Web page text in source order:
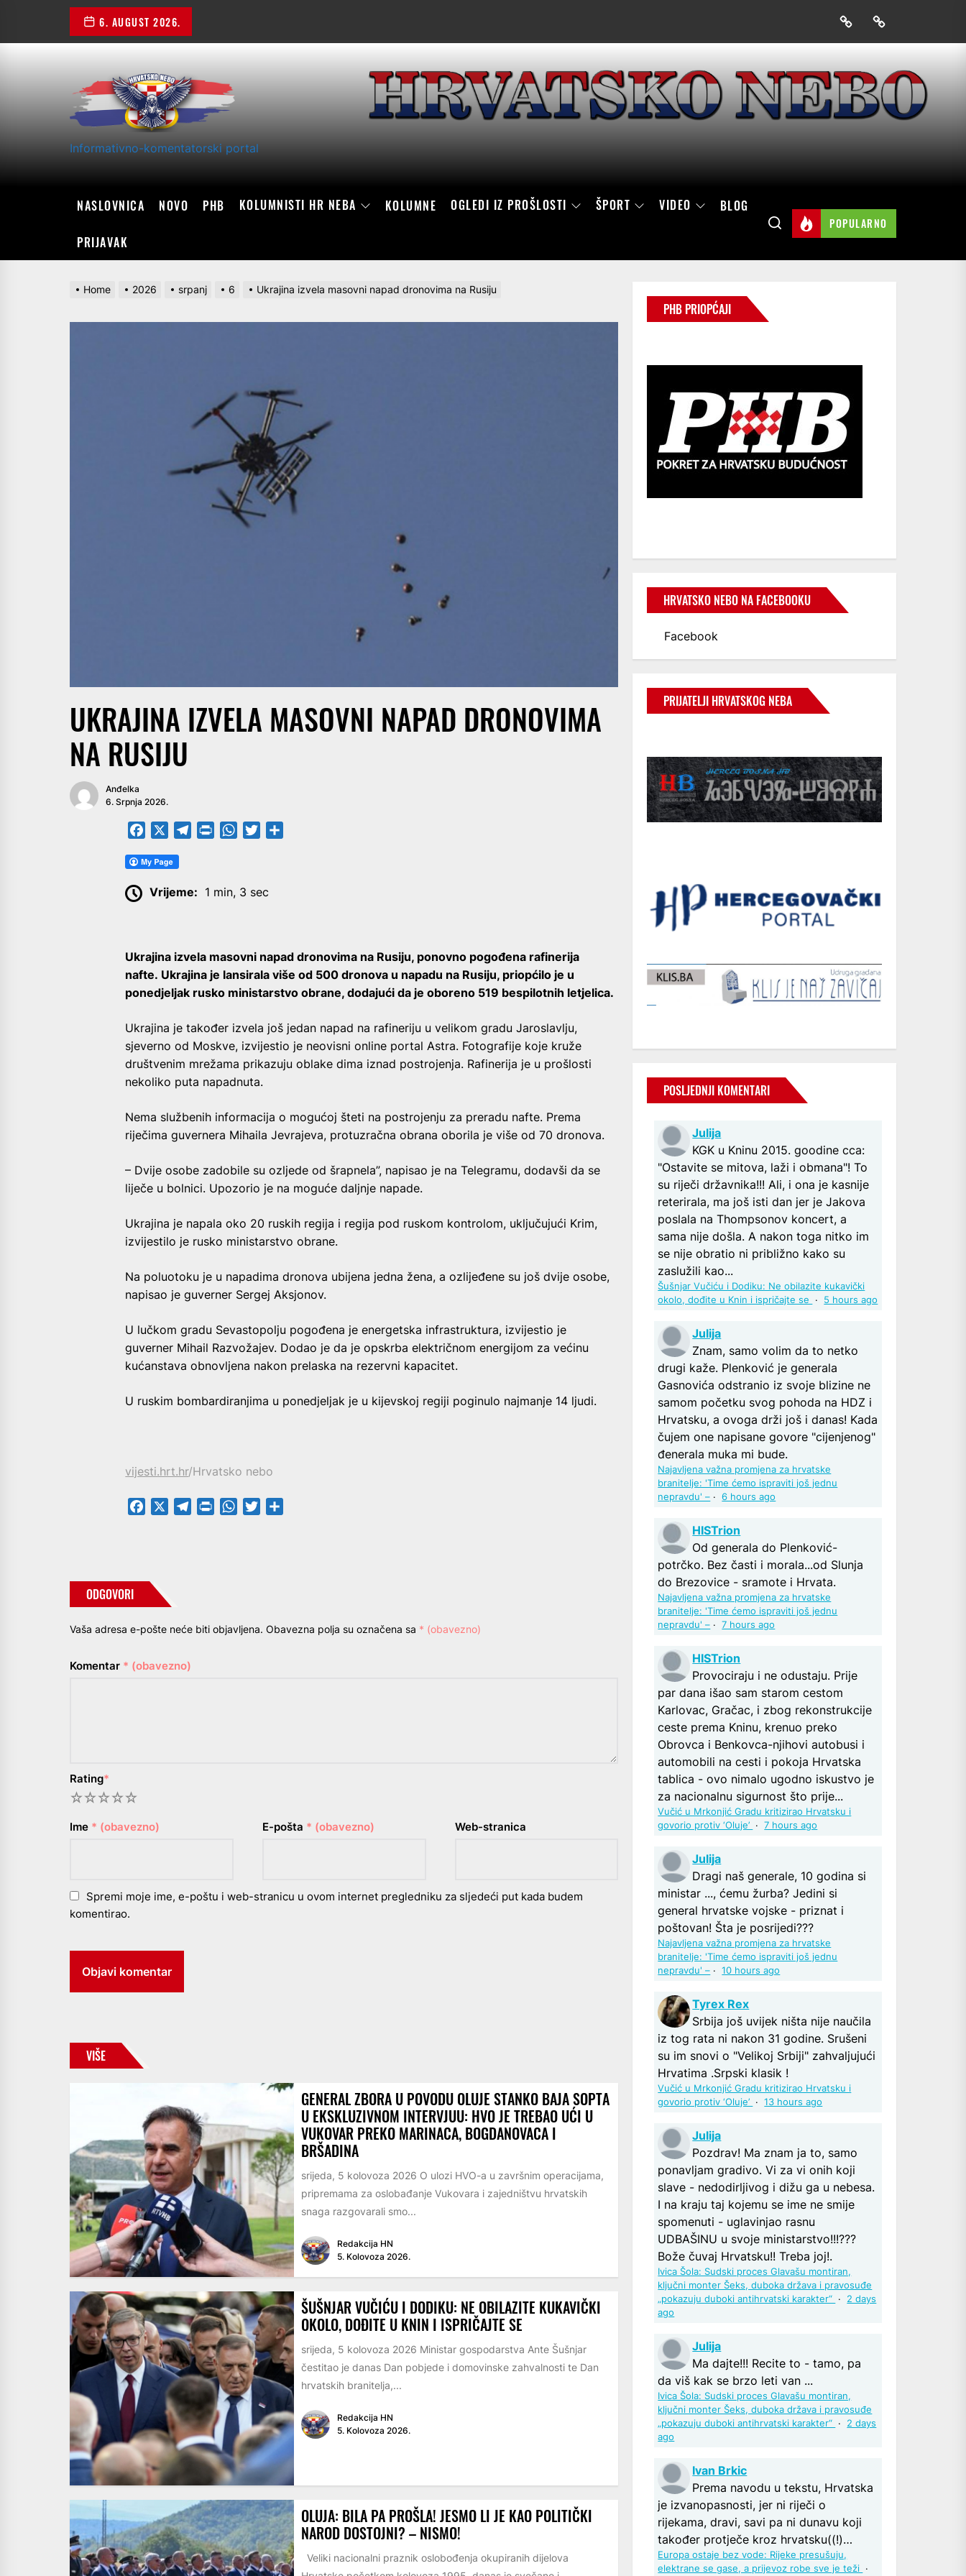
the
6. AUGUST 2026. PrijavakSkini
mobilnu
Hrvatskog
neba
Informativno-komentatorski portal
NASLOVNICA NOVO PHB KOLUMNISTI HR NEBA KOLUMNE OGLEDI IZ PROŠLOSTI ŠPORT VIDEO BLOG
PRIJAVAK
POPULARNO
Home 2026 srpanj 6 Ukrajina izvela masovni napad dronovima na Rusiju
UKRAJINA IZVELA MASOVNI NAPAD DRONOVIMA
NA RUSIJU
Anđelka
6. Srpnja 2026.
FacebookTelegramPrintFriendly
WhatsApp
Twitter
Vrijeme: 1 min, 3 sec
Ukrajina izvela masovni napad dronovima na Rusiju, ponovno pogođena rafinerija
nafte. Ukrajina je lansirala više od 500 dronova u napadu na Rusiju, priopćilo je u
ponedjeljak rusko ministarstvo obrane, dodajući da je oboreno 519 bespilotnih letjelica.
Ukrajina je također izvela još jedan napad na rafineriju u velikom gradu Jaroslavlju,
sjeverno od Moskve, izvijestio je neovisni online portal Astra. Fotografije koje kruže
društvenim mrežama prikazuju oblake dima iznad postrojenja. Rafinerija je u prošlosti
nekoliko puta napadnuta.
Nema službenih informacija o mogućoj šteti na postrojenju za preradu nafte. Prema
riječima guvernera Mihaila Jevrajeva, protuzračna obrana oborila je više od 70 dronova.
– Dvije osobe zadobile su ozljede od šrapnela”, napisao je na Telegramu, dodavši da se
liječe u bolnici. Upozorio je na moguće daljnje napade.
Ukrajina je napala oko 20 ruskih regija i regija pod ruskom kontrolom, uključujući Krim,
izvijestilo je rusko ministarstvo obrane.
Na poluotoku je u napadima dronova ubijena jedna žena, a ozlijeđene su još dvije osobe,
napisao je guverner Sergej Aksjonov.
U lučkom gradu Sevastopolju pogođena je energetska infrastruktura, izvijestio je
guverner Mihail Razvožajev. Dodao je da je opskrba električnom energijom za većinu
kućanstava obnovljena nakon prelaska na rezervni kapacitet.
U ruskim bombardiranjima u ponedjeljak je u kijevskoj regiji poginulo najmanje 14 ljudi.
vijesti.hrt.hr/Hrvatsko nebo
FacebookTelegramPrintFriendly
WhatsApp
Twitter
ODGOVORI
Vaša adresa e-pošte neće biti objavljena. Obavezna polja su označena sa * (obavezno)
Komentar * (obavezno)
Rating*
5
4
3
2
Ime * (obavezno) E-pošta * (obavezno) Web-stranica
Spremi moje ime, e-poštu i web-stranicu u ovom internet pregledniku za sljedeći put kada budem
komentirao.
VIŠE
GENERAL ZBORA U POVODU OLUJE STANKO BAJA SOPTA
U EKSKLUZIVNOM INTERVJUU: HVO JE TREBAO UĆI U
VUKOVAR PREKO MARINACA, BOGDANOVACA I
BRŠADINA
srijeda, 5 kolovoza 2026 O ulozi HVO-a u završnim operacijama,
pripremama za oslobađanje Vukovara i zajedništvu hrvatskih
snaga razgovarali smo...
Redakcija HN
5. Kolovoza 2026.
ŠUŠNJAR VUČIĆU I DODIKU: NE OBILAZITE KUKAVIČKI
OKOLO, DOĐITE U KNIN I ISPRIČAJTE SE
srijeda, 5 kolovoza 2026 Ministar gospodarstva Ante Šušnjar
čestitao je danas Dan pobjede i domovinske zahvalnosti te Dan
hrvatskih branitelja,...
Redakcija HN
5. Kolovoza 2026.
OLUJA: BILA PA PROŠLA! JESMO LI JE KAO POLITIČKI
NAROD DOSTOJNI? – NISMO!
Veliki nacionalni praznik oslobođenja okupiranih dijelova
PHB PRIOPĆAJI
HRVATSKO NEBO NA FACEBOOKU
Facebook
PRIJATELJI HRVATSKOG NEBA
POSLJEDNJI KOMENTARI
Julija
KGK u Kninu 2015. goodine cca:
"Ostavite se mitova, laži i obmana"! To
su riječi državnika!!! Ali, i ona je kasnije
reterirala, ma još isti dan jer je Jakova
poslala na Thompsonov koncert, a
sama nije došla. A nakon toga nitko im
se nije obratio ni približno kako su
zaslužili kao...
Šušnjar Vučiću i Dodiku: Ne obilazite kukavički
okolo, dođite u Knin i ispričajte se
· 5 hours ago
Julija
Znam, samo volim da to netko
drugi kaže. Plenković je generala
Gasnovića odstranio iz svoje blizine ne
samom početku svog pohoda na HDZ i
Hrvatsku, a ovoga drži još i danas! Kada
čujem one napisane govore "cijenjenog"
đenerala muka mi bude.
Najavljena važna promjena za hrvatske
branitelje: 'Time ćemo ispraviti još jednu
nepravdu' – ·6 hours ago
HISTrion
Od generala do Plenković-
potrčko. Bez časti i morala...od Slunja
do Brezovice - sramote i Hrvata.
Najavljena važna promjena za hrvatske
branitelje: 'Time ćemo ispraviti još jednu
nepravdu' – ·7 hours ago
HISTrion
Provociraju i ne odustaju. Prije
par dana išao sam starom cestom
Karlovac, Gračac, i zbog rekonstrukcije
ceste prema Kninu, krenuo preko
Obrovca i Benkovca-njihovi autobusi i
automobili na cesti i pokoja Hrvatska
tablica - ovo nimalo ugodno iskustvo je
za nacionalnu sigurnost što prije...
Vučić u Mrkonjić Gradu kritizirao Hrvatsku i
govorio protiv ‘Oluje’ ·7 hours ago
Julija
Dragi naš generale, 10 godina si
ministar ..., ćemu žurba? Jedini si
general hrvatske vojske - priznat i
poštovan! Šta je posrijedi???
Najavljena važna promjena za hrvatske
branitelje: 'Time ćemo ispraviti još jednu
nepravdu' – ·10 hours ago
Tyrex Rex
Srbija još uvijek ništa nije naučila
iz tog rata ni nakon 31 godine. Srušeni
su im snovi o "Velikoj Srbiji" zahvaljujući
Hrvatima .Srpski klasik !
Vučić u Mrkonjić Gradu kritizirao Hrvatsku i
govorio protiv ‘Oluje’ ·13 hours ago
Julija
Pozdrav! Ma znam ja to, samo
ponavljam gradivo. Vi za vi onih koji
slave - nedodirljivog i dižu ga u nebesa.
I na kraju taj kojemu se ime ne smije
spomenuti - uglavinjao rasnu
UDBAŠINU u svoje ministarstvo!!!???
Bože čuvaj Hrvatsku!! Treba joj!.
Ivica Šola: Sudski proces Glavašu montiran,
ključni monter Šeks, duboka država i pravosuđe
„pokazuju duboki antihrvatski karakter“ · 2 days
ago
Julija
Ma dajte!!! Recite to - tamo, pa
da viš kak se brzo leti van ...
Ivica Šola: Sudski proces Glavašu montiran,
ključni monter Šeks, duboka država i pravosuđe
„pokazuju duboki antihrvatski karakter“ · 2 days
ago
Ivan Brkic
Prema navodu u tekstu, Hrvatska
je izvanopasnosti, jer ni riječi o
rijekama, dravi, savi pa ni dunavu koji
također protječe kroz hrvatsku((!)…
Europa ostaje bez vode: Rijeke presušuju,
elektrane se gase, a prijevoz robe sve je teži ·